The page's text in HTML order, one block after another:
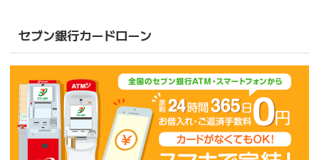
セブン銀行カードローン